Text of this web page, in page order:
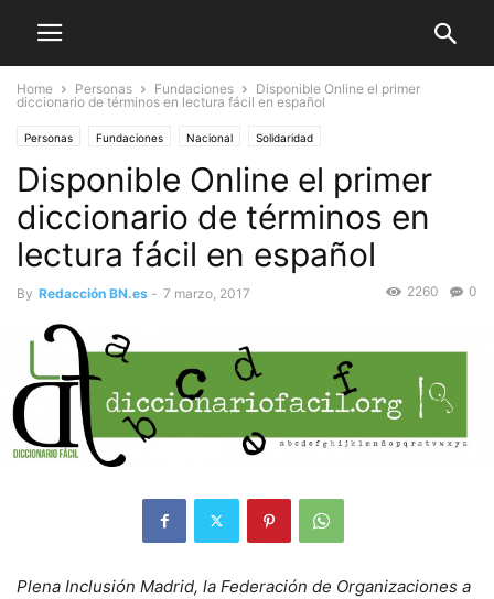
Home Personas Fundaciones
Disponible Online el primer
diccionario de términos en lectura fácil en español
Personas Fundaciones Nacional Solidaridad
Disponible Online el primer
diccionario de términos en
lectura fácil en español
By Redacción BN.es - 7 marzo, 2017 0
2260
Plena Inclusión Madrid, la Federación de Organizaciones a